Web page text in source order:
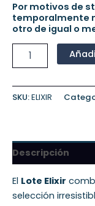
Por motivos de
temporalmente
otro de igual o
SKU:ELIXIR
Descripción
El Lote Elixir
selección